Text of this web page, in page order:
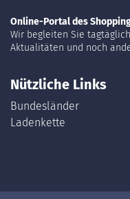
Online-Portal des
Wir begleiten Sie
Aktualitäten und noch
Nützliche Links
Bundesländer
Ladenkette